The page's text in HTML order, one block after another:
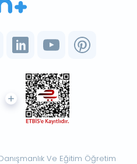
Ve Eğitim Öğretim